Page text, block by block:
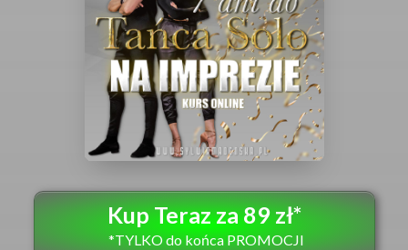
Kup Teraz za 89 zł*
*TYLKO do końca PROMOCJI